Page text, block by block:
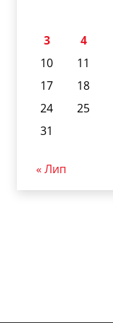
3
4
10
11
17
18
24
25
31
« Лип